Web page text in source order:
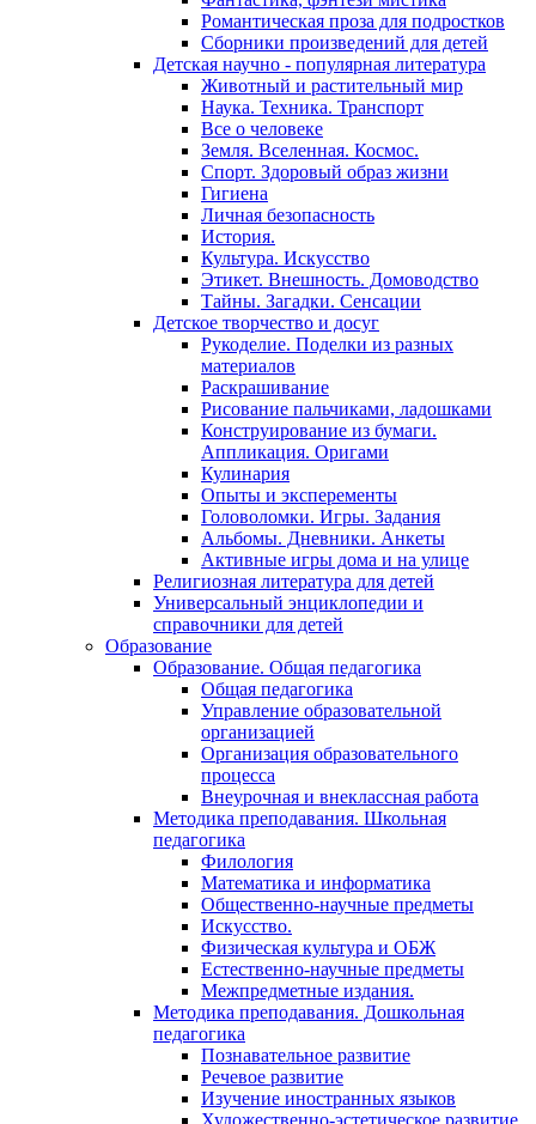
Романтическая проза для подростков
Сборники произведений для детей
Детская научно - популярная литература
Животный и растительный мир
Наука. Техника. Транспорт
Все о человеке
Земля. Вселенная. Космос.
Спорт. Здоровый образ жизни
Гигиена
Личная безопасность
История.
Культура. Искусство
Этикет. Внешность. Домоводство
Тайны. Загадки. Сенсации
Детское творчество и досуг
Рукоделие. Поделки из разных
материалов
Раскрашивание
Рисование пальчиками, ладошками
Конструирование из бумаги.
Аппликация. Оригами
Кулинария
Опыты и эксперементы
Головоломки. Игры. Задания
Альбомы. Дневники. Анкеты
Активные игры дома и на улице
Религиозная литература для детей
Универсальный энциклопедии и
справочники для детей
Образование
Образование. Общая педагогика
Общая педагогика
Управление образовательной
организацией
Организация образовательного
процесса
Внеурочная и внеклассная работа
Методика преподавания. Школьная
педагогика
Филология
Математика и информатика
Общественно-научные предметы
Искусство.
Физическая культура и ОБЖ
Естественно-научные предметы
Межпредметные издания.
Методика преподавания. Дошкольная
педагогика
Познавательное развитие
Речевое развитие
Изучение иностранных языков
Художественно-эстетическое развитие